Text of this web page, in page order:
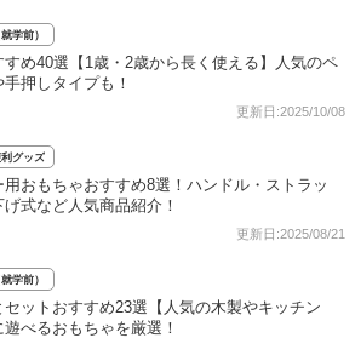
学前）
すめ40選【1歳・2歳から長く使える】人気のペ
押しタイプも！
更新日:2025/10/08
グッズ
おもちゃおすすめ8選！ハンドル・ストラッ
式など人気商品紹介！
更新日:2025/08/21
学前）
セットおすすめ23選【人気の木製やキッチン
遊べるおもちゃを厳選！